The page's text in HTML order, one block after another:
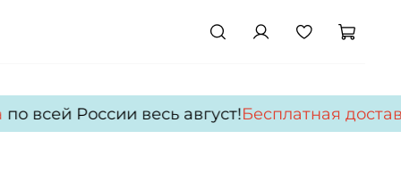
всей России весь август!Бесплатная